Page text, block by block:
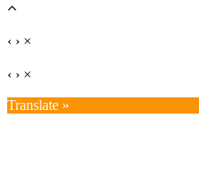
‹ › ×
‹ › ×
Translate »